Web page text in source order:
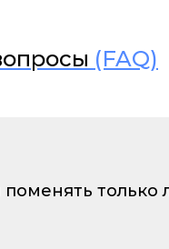
(FAQ)
только